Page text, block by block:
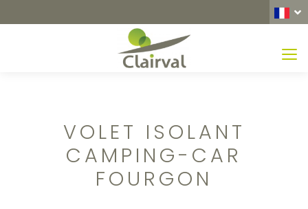
VOLET ISOLANT
CAMPING-CAR
FOURGON